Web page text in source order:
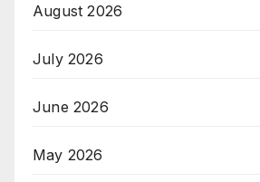
August 2026
July 2026
June 2026
May 2026